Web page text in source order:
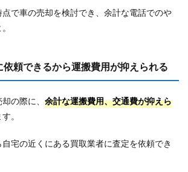
点で車の売却を検討でき、余計な電話でのや
依頼できるから運搬費用が抑えられる
の際に、 余計な運搬費用、交通費が抑えら
。
宅の近くにある買取業者に査定を依頼でき